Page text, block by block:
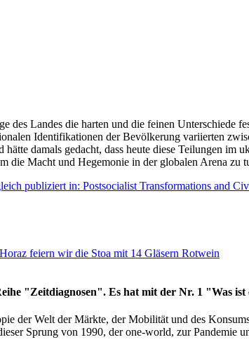
des Landes die harten und die feinen Unterschiede
Identifikationen der Bevölkerung variierten
damals gedacht, dass heute diese Teilungen im
die Macht und Hegemonie in der globalen Arena zu
publiziert in: Postsocialist Transformations and
feiern wir die Stoa mit 14 Gläsern Rotwein
"Zeitdiagnosen". Es hat mit der Nr. 1 "Was
der Welt der Märkte, der Mobilität und des
Sprung von 1990, der one-world, zur